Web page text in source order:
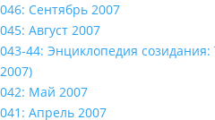
046: Сентябрь 2007
045: Август 2007
043-44: Энциклопедия
2007)
042: Май 2007
041: Апрель 2007